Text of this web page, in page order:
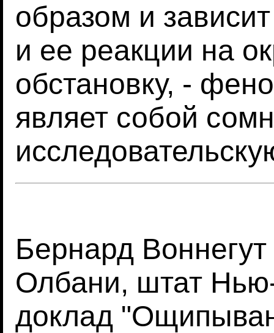
образом и
и ее реакции на
обстановку, -
являет собой
Бернард Воннегут
Олбани, штат
доклад